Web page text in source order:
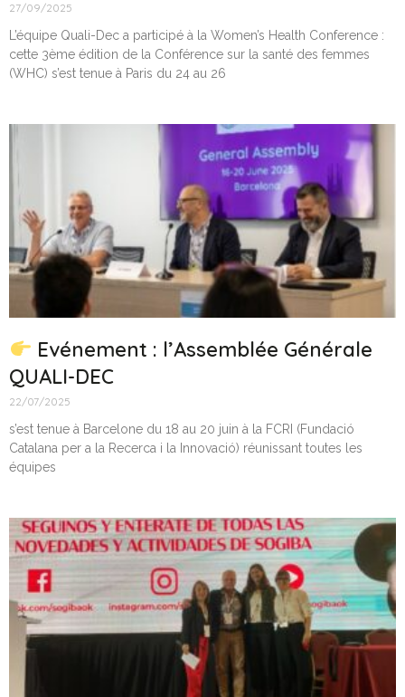
27/09/2025
L’équipe Quali-Dec a participé à la Women’s Health Conference :
cette 3ème édition de la Conférence sur la santé des femmes
(WHC) s’est tenue à Paris du 24 au 26
Evénement : l’Assemblée Générale
QUALI-DEC
22/07/2025
s’est tenue à Barcelone du 18 au 20 juin à la FCRI (Fundació
Catalana per a la Recerca i la Innovació) réunissant toutes les
équipes